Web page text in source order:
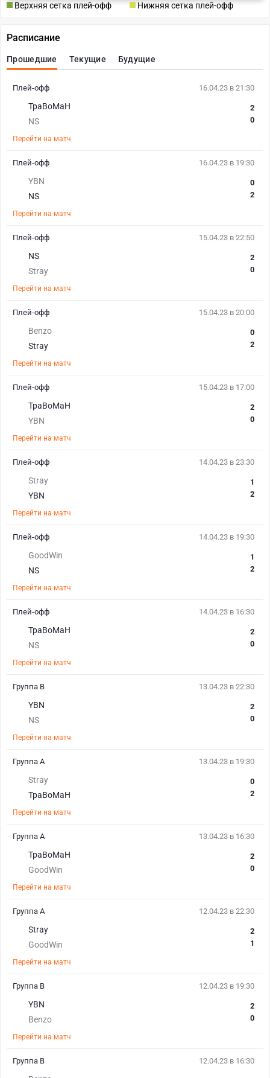
Верхняя сетка плей-офф Нижняя сетка плей-офф
Расписание
Прошедшие Текущие Будущие
16.04.23 в 21:30
TpaBoMaH
NS
2
0
Перейти на матч
Плей-офф
16.04.23 в 19:30
YBN
NS
0
2
Перейти на матч
Плей-офф
15.04.23 в 22:50
NS
Stray
2
0
Перейти на матч
Плей-офф
15.04.23 в 20:00
Benzo
Stray
0
2
Перейти на матч
Плей-офф
15.04.23 в 17:00
TpaBoMaH
YBN
2
0
Перейти на матч
Плей-офф
14.04.23 в 23:30
Stray
YBN
1
2
Перейти на матч
Плей-офф
14.04.23 в 19:30
GoodWin
NS
1
2
Перейти на матч
Плей-офф
14.04.23 в 16:30
TpaBoMaH
NS
2
0
Перейти на матч
Плей-офф
13.04.23 в 22:30
YBN
NS
2
0
Перейти на матч
Группа B
13.04.23 в 19:30
Stray
TpaBoMaH
0
2
Перейти на матч
Группа A
13.04.23 в 16:30
TpaBoMaH
GoodWin
2
0
Перейти на матч
Группа A
12.04.23 в 22:30
Stray
GoodWin
2
1
Перейти на матч
Группа A
12.04.23 в 19:30
YBN
Benzo
2
0
Перейти на матч
Группа B
12.04.23 в 16:30
Группа B